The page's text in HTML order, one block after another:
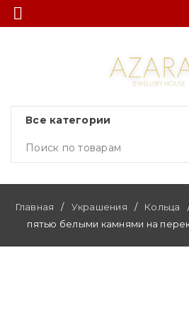
Главная / Украшения / Кольца
пятью белыми камнями на